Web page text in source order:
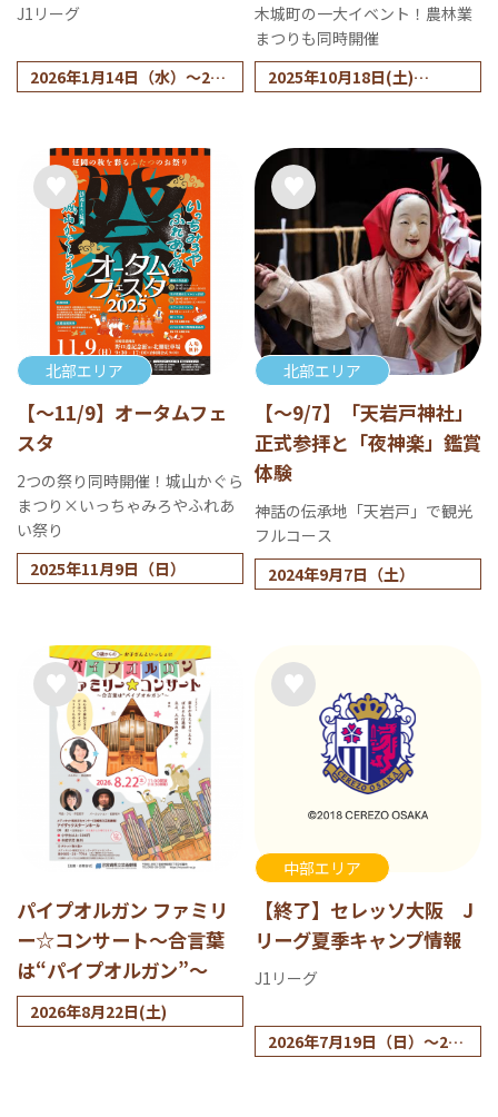
J1リーグ
2026年1月14日（水）～2月
木城町の一大イベント！農林業
まつりも同時開催
2025年10月18日(土)
北部エリア
【～11/9】オータムフェ
スタ
2つの祭り同時開催！城山かぐら
まつり×いっちゃみろやふれあ
い祭り
2025年11月9日（日）
北部エリア
【～9/7】「天岩戸神社」
正式参拝と「夜神楽」鑑賞
体験
神話の伝承地「天岩戸」で観光
フルコース
2024年9月7日（土）
パイプオルガン ファミリ
ー☆コンサート～合言葉
は“パイプオルガン”～
2026年8月22日(土)
中部エリア
【終了】セレッソ大阪 J
リーグ夏季キャンプ情報
J1リーグ
2026年7月19日（日）～25